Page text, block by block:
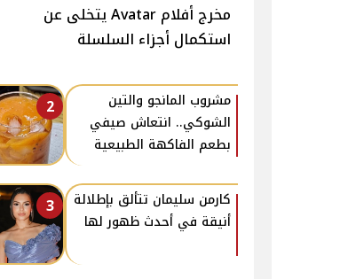
مخرج أفلام Avatar يتخلى عن
استكمال أجزاء السلسلة
2
مشروب المانجو والتين
الشوكي.. انتعاش صيفي
بطعم الفاكهة الطبيعية
3
كارمن سليمان تتألق بإطلالة
أنيقة في أحدث ظهور لها